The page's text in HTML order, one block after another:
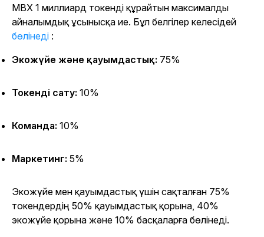
MBX 1 миллиард токенді құрайтын максималды
айналымдық ұсынысқа ие. Бұл белгілер келесідей
бөлінеді :
Экожүйе және қауымдастық: 75%
Токенді сату: 10%
Команда: 10%
Маркетинг: 5%
Экожүйе мен қауымдастық үшін сақталған 75%
токендердің 50% қауымдастық қорына, 40%
экожүйе қорына және 10% басқаларға бөлінеді.